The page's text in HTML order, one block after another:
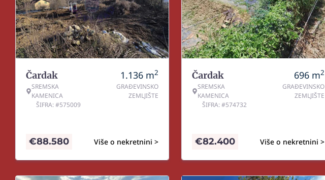
Čardak
SREMSKA
KAMENICA
ŠIFRA: #575009
1.136 m2
GRAĐEVINSKO
ZEMLJIŠTE
Više o nekretnini >
€88.580
Čardak
SREMSKA
KAMENICA
ŠIFRA: #574732
696 m2
GRAĐEVINSKO
ZEMLJIŠTE
Više o nekretnini >
€82.400